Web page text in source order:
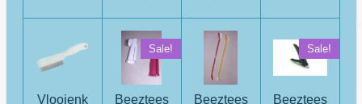
Vlooienk
Sale!
Beeztees
Beeztees
Sale!
Beeztees